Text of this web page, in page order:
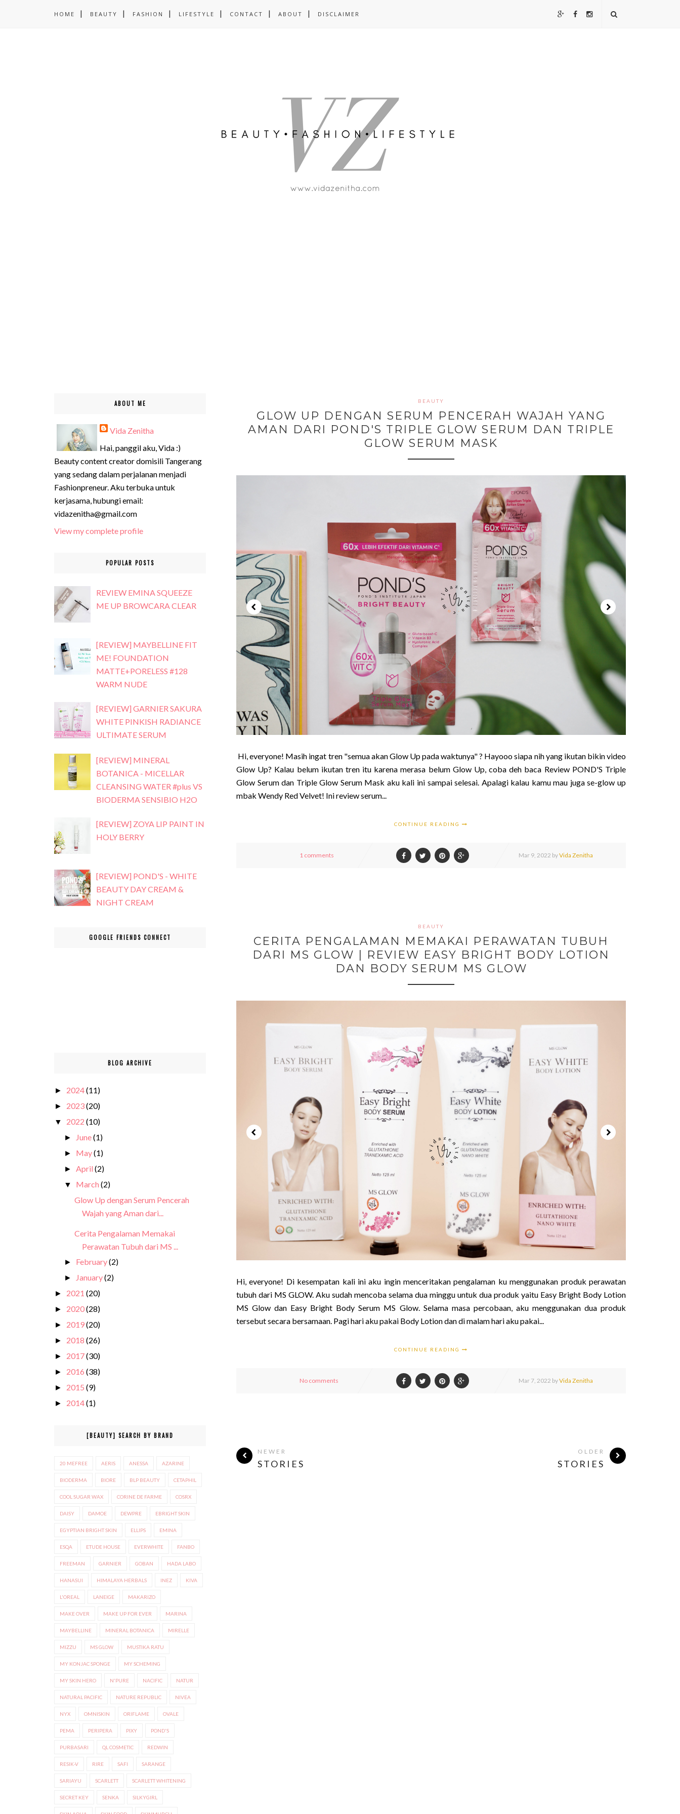
HOME BEAUTY FASHION LIFESTYLE CONTACT ABOUT DISCLAIMER
BEAUTY
GLOW UP DENGAN SERUM PENCERAH WAJAH YANG
AMAN DARI POND'S TRIPLE GLOW SERUM DAN TRIPLE
GLOW SERUM MASK
Hi, everyone! Masih ingat tren "semua akan Glow Up pada waktunya" ? Hayooo siapa nih yang ikutan bikin video
Glow Up? Kalau belum ikutan tren itu karena merasa belum Glow Up, coba deh baca Review POND'S Triple
Glow Serum dan Triple Glow Serum Mask aku kali ini sampai selesai. Apalagi kalau kamu mau juga se-glow up
mbak Wendy Red Velvet! Ini review serum...
CONTINUE READING
1 comments Mar 9, 2022 byVida Zenitha
BEAUTY
CERITA PENGALAMAN MEMAKAI PERAWATAN TUBUH
DARI MS GLOW | REVIEW EASY BRIGHT BODY LOTION
DAN BODY SERUM MS GLOW
Hi, everyone! Di kesempatan kali ini aku ingin menceritakan pengalaman ku menggunakan produk perawatan
tubuh dari MS GLOW. Aku sudah mencoba selama dua minggu untuk dua produk yaitu Easy Bright Body Lotion
MS Glow dan Easy Bright Body Serum MS Glow. Selama masa percobaan, aku menggunakan dua produk
tersebut secara bersamaan. Pagi hari aku pakai Body Lotion dan di malam hari aku pakai...
CONTINUE READING
No comments Mar 7, 2022 byVida Zenitha
NEWER
STORIES
OLDER
STORIES
ABOUT ME
Vida Zenitha
Hai, panggil aku, Vida :)
Beauty content creator domisili Tangerang
yang sedang dalam perjalanan menjadi
Fashionpreneur. Aku terbuka untuk
kerjasama, hubungi email:
vidazenitha@gmail.com
View my complete profile
POPULAR POSTS
REVIEW EMINA SQUEEZE
ME UP BROWCARA CLEAR
[REVIEW] MAYBELLINE FIT
ME! FOUNDATION
MATTE+PORELESS #128
WARM NUDE
[REVIEW] GARNIER SAKURA
WHITE PINKISH RADIANCE
ULTIMATE SERUM
[REVIEW] MINERAL
BOTANICA - MICELLAR
CLEANSING WATER #plus VS
BIODERMA SENSIBIO H2O
[REVIEW] ZOYA LIP PAINT IN
HOLY BERRY
[REVIEW] POND'S - WHITE
BEAUTY DAY CREAM &
NIGHT CREAM
GOOGLE FRIENDS CONNECT
BLOG ARCHIVE
► 2024(11)
► 2023(20)
▼ 2022 (10)
► June(1)
► May(1)
►April (2)
▼ March (2)
Glow Up dengan Serum Pencerah
Wajah yang Aman dari...
Cerita Pengalaman Memakai
Perawatan Tubuh dari MS ...
► February(2)
► January(2)
► 2021 (20)
► 2020(28)
► 2019(20)
► 2018 (26)
► 2017(30)
► 2016 (38)
► 2015 (9)
► 2014(1)
[BEAUTY] SEARCH BY BRAND
20 MEFREE AERIS ANESSA AZARINE
BIODERMA BIORE BLP BEAUTY CETAPHIL
COOL SUGAR WAX CORINE DE FARME COSRX
DAISY DAMOE DEWPRE EBRIGHT SKIN
EGYPTIAN BRIGHT SKIN ELLIPS EMINA
ESQA ETUDE HOUSE EVERWHITE FANBO
FREEMAN GARNIER GOBAN HADA LABO
HANASUI HIMALAYA HERBALS INEZ KIVA
L'OREAL LANEIGE MAKARIZO
MAKE OVER MAKE UP FOR EVER MARINA
MAYBELLINE MINERAL BOTANICA MIRELLE
MIZZU MS GLOW MUSTIKA RATU
MY KONJAC SPONGE MY SCHEMING
MY SKIN HERO N'PURE NACIFIC NATUR
NATURAL PACIFIC NATURE REPUBLIC NIVEA
NYX OMNISKIN ORIFLAME OVALE
PEMA PERIPERA PIXY POND'S
PURBASARI QL COSMETIC REDWIN
RESIK-V RIRE SAFI SARANGE
SARIAYU SCARLETT SCARLETT WHITENING
SECRET KEY SENKA SILKYGIRL